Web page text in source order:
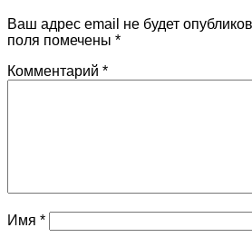
Ваш адрес email не будет
поля помечены *
Комментарий *
Имя *